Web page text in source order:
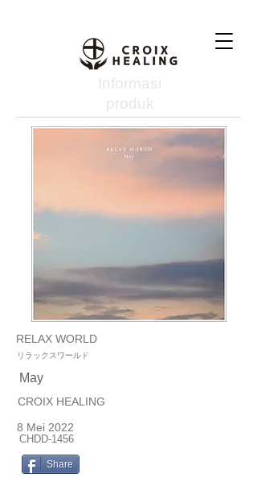
Informasi
produk
RELAX WORLD
リラックスワールド
May
CROIX HEALING
8 Mei 2022
CHDD-1456
Share